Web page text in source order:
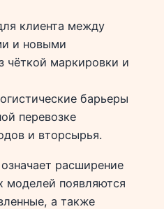
клиента между
и новыми
чёткой маркировки и
барьеры
перевозке
и вторсырья.
расширение
появляются
а также